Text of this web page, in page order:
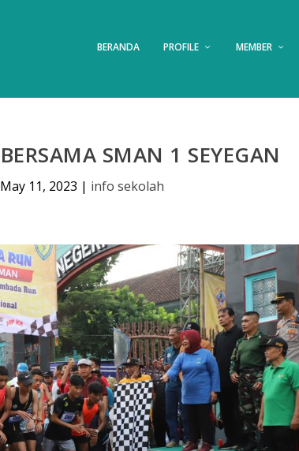
BERANDA PROFILE MEMBER
SMAN 1 SEYEGAN
May 11, 2023 | info sekolah